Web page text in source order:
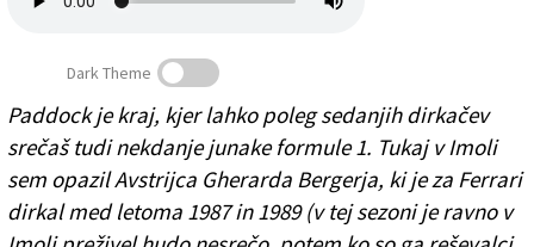
Felipe Massa je bil gost imolskega paddocka (EP)
Dark Theme
Paddock je kraj, kjer lahko poleg sedanjih dirkačev
srečaš tudi nekdanje junake formule 1. Tukaj v Imoli
sem opazil Avstrijca Gherarda Bergerja, ki je za Ferrari
dirkal med letoma 1987 in 1989 (v tej sezoni je ravno v